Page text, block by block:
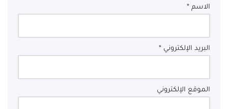
الاسم *
البريد الإلكتروني *
الموقع الإلكتروني